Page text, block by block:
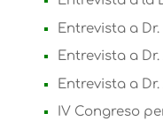
Entrevista a
Entrevista a
Entrevista a
IV Congreso